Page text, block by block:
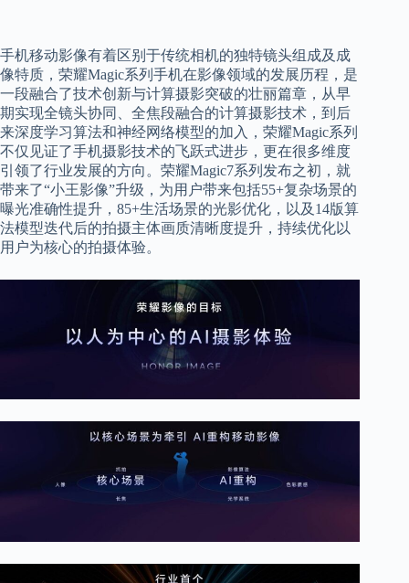
手机移动影像有着区别于传统相机的独特镜头组成及成
像特质，荣耀Magic系列手机在影像领域的发展历程，是
一段融合了技术创新与计算摄影突破的壮丽篇章，从早
期实现全镜头协同、全焦段融合的计算摄影技术，到后
来深度学习算法和神经网络模型的加入，荣耀Magic系列
不仅见证了手机摄影技术的飞跃式进步，更在很多维度
引领了行业发展的方向。荣耀Magic7系列发布之初，就
带来了“小王影像”升级，为用户带来包括55+复杂场景的
曝光准确性提升，85+生活场景的光影优化，以及14版算
法模型迭代后的拍摄主体画质清晰度提升，持续优化以
用户为核心的拍摄体验。